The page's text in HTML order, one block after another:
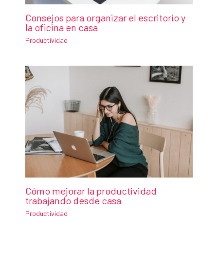
Consejos para organizar el escritorio y
la oficina en casa
Productividad
Cómo mejorar la productividad
trabajando desde casa
Productividad